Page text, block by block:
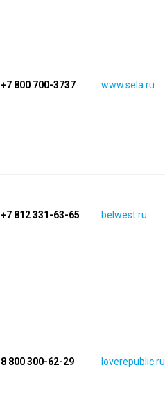
+7 800 700-3737 www.sela.ru
+7 812 331-63-65 belwest.ru
8 800 300-62-29 loverepublic.ru